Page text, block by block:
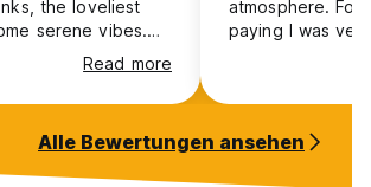
the loveliest
serene vibes.
The location
at a leisurely
patnem and
Read more
atmosphere. For
paying I was
Alle Bewertungen ansehen